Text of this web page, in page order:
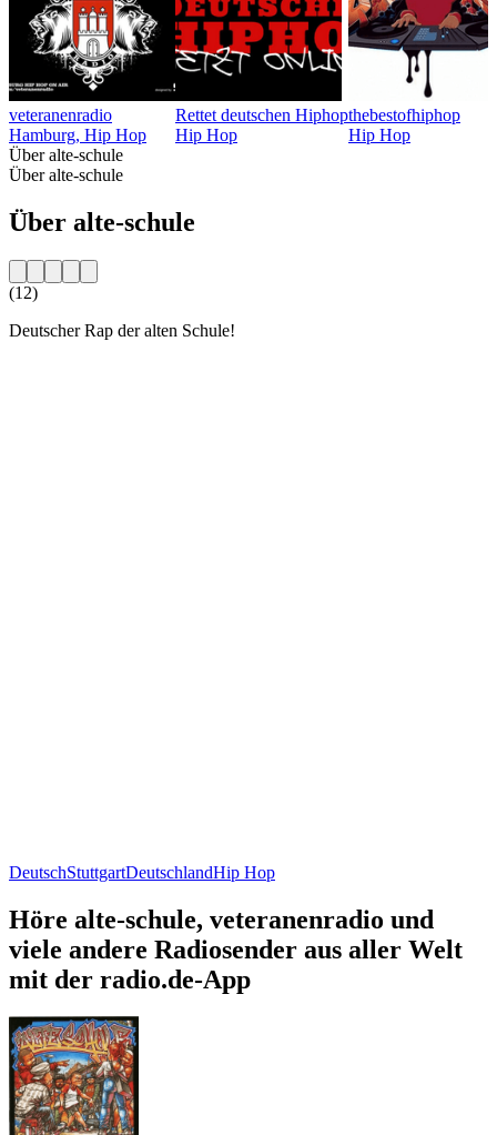
veteranenradio
Hamburg, Hip Hop
Rettet deutschen Hiphop
Hip Hop
thebestofhiphop
Hip Hop
Über alte-schule
Über alte-schule
Über alte-schule
(12)
Deutscher Rap der alten Schule!
DeutschStuttgartDeutschlandHip Hop
Höre alte-schule, veteranenradio und
viele andere Radiosender aus aller Welt
mit der radio.de-App